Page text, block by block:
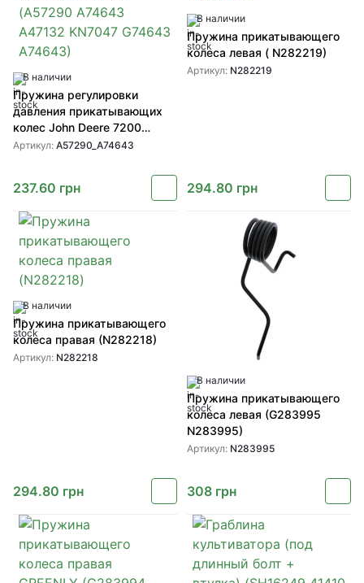
В наличии
Пружина регулировки
давления прикатывающих
колес John Deere 7200
(A57290 A74643 A47132
Артикул: A57290_A74643
237.60 грн
В наличии
Пружина прикатывающего
колеса левая ( N282219)
Артикул: N282219
294.80 грн
В наличии
Пружина прикатывающего
колеса правая (N282218)
Артикул: N282218
294.80 грн
В наличии
Пружина прикатывающего
колеса левая (G283995
N283995)
Артикул: N283995
308 грн